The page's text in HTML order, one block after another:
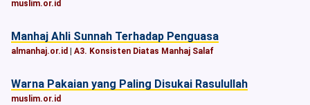
muslim.or.id
Manhaj Ahli Sunnah Terhadap Penguasa
almanhaj.or.id A3. Konsisten Diatas Manhaj Salaf
Warna Pakaian yang Paling Disukai Rasulullah
muslim.or.id